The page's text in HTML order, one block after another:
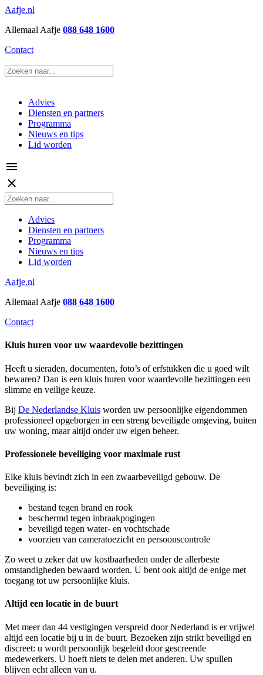
Aafje.nl
Allemaal Aafje 088 648 1600
Contact
Advies
Diensten en partners
Programma
Nieuws en tips
Lid worden
menu
close
Advies
Diensten en partners
Programma
Nieuws en tips
Lid worden
Aafje.nl
Allemaal Aafje 088 648 1600
Contact
Kluis huren voor uw waardevolle bezittingen
Heeft u sieraden, documenten, foto’s of erfstukken die u goed wilt
bewaren? Dan is een kluis huren voor waardevolle bezittingen een
slimme en veilige keuze.
Bij De Nederlandse Kluis worden uw persoonlijke eigendommen
professioneel opgeborgen in een streng beveiligde omgeving, buiten
uw woning, maar altijd onder uw eigen beheer.
Professionele beveiliging voor maximale rust
Elke kluis bevindt zich in een zwaarbeveiligd gebouw. De
beveiliging is:
bestand tegen brand en rook
beschermd tegen inbraakpogingen
beveiligd tegen water- en vochtschade
voorzien van cameratoezicht en persoonscontrole
Zo weet u zeker dat uw kostbaarheden onder de allerbeste
omstandigheden bewaard worden. U bent ook altijd de enige met
toegang tot uw persoonlijke kluis.
Altijd een locatie in de buurt
Met meer dan 44 vestigingen verspreid door Nederland is er vrijwel
altijd een locatie bij u in de buurt. Bezoeken zijn strikt beveiligd en
discreet: u wordt persoonlijk begeleid door gescreende
medewerkers. U hoeft niets te delen met anderen. Uw spullen
blijven echt alleen van u.